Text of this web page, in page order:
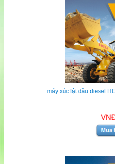
máy xúc lật dầu diesel